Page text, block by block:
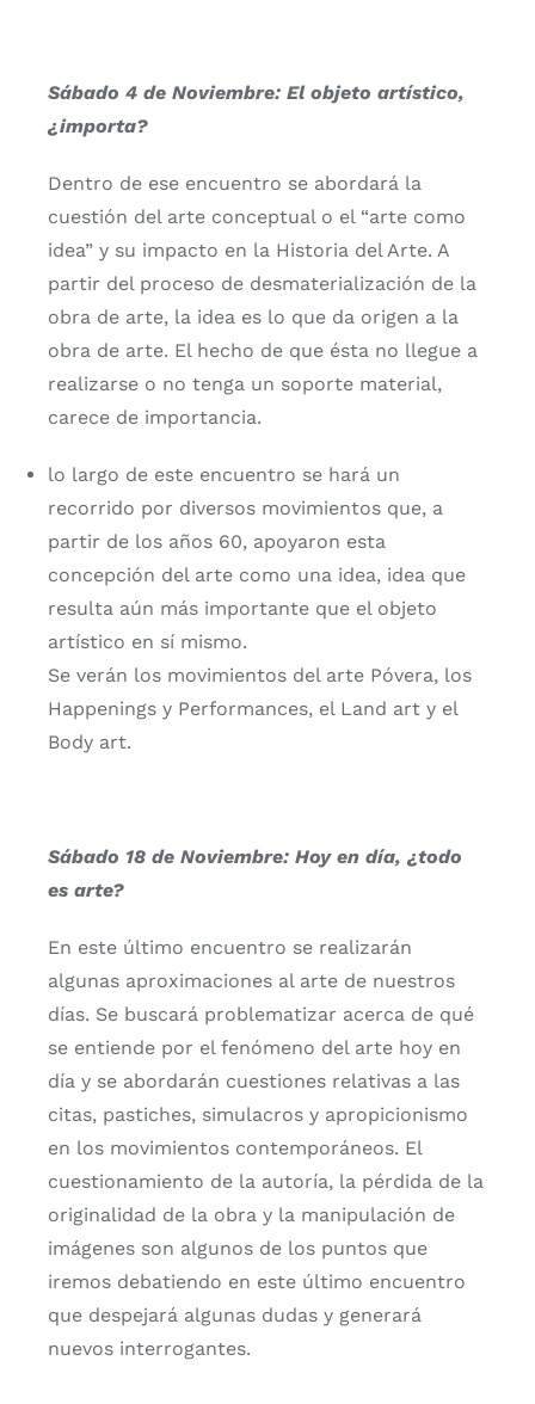
Sábado 4 de Noviembre: El objeto artístico,
¿importa?
Dentro de ese encuentro se abordará la
cuestión del arte conceptual o el “arte como
idea” y su impacto en la Historia del Arte. A
partir del proceso de desmaterialización de la
obra de arte, la idea es lo que da origen a la
obra de arte. El hecho de que ésta no llegue a
realizarse o no tenga un soporte material,
carece de importancia.
lo largo de este encuentro se hará un
recorrido por diversos movimientos que, a
partir de los años 60, apoyaron esta
concepción del arte como una idea, idea que
resulta aún más importante que el objeto
artístico en sí mismo.
Se verán los movimientos del arte Póvera, los
Happenings y Performances, el Land art y el
Body art.
Sábado 18 de Noviembre: Hoy en día, ¿todo
es arte?
En este último encuentro se realizarán
algunas aproximaciones al arte de nuestros
días. Se buscará problematizar acerca de qué
se entiende por el fenómeno del arte hoy en
día y se abordarán cuestiones relativas a las
citas, pastiches, simulacros y apropicionismo
en los movimientos contemporáneos. El
cuestionamiento de la autoría, la pérdida de la
originalidad de la obra y la manipulación de
imágenes son algunos de los puntos que
iremos debatiendo en este último encuentro
que despejará algunas dudas y generará
nuevos interrogantes.